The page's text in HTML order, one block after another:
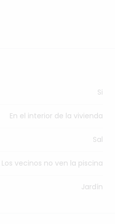
Si
En el interior de la vivienda
Sal
vecinos no ven la piscina
Jardín